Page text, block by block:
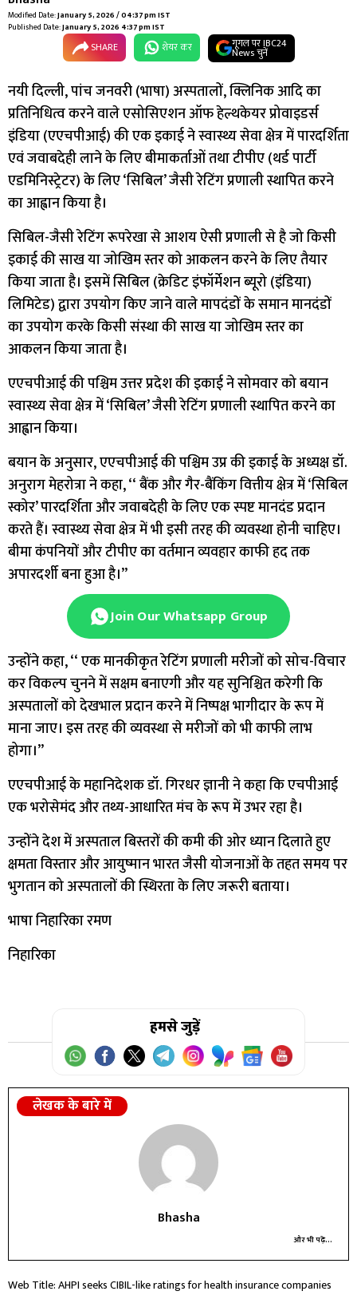
Modified Date:January 5, 2026 / 04:37 pm IST
Published Date:January 5, 2026 4:37 pm IST
SHARE शेयर कर गूगल पर IBC24
News चुनें
नयी दिल्ली, पांच जनवरी (भाषा) अस्पतालों, क्लिनिक आदि का
प्रतिनिधित्व करने वाले एसोसिएशन ऑफ हेल्थकेयर प्रोवाइडर्स
इंडिया (एएचपीआई) की एक इकाई ने स्वास्थ्य सेवा क्षेत्र में पारदर्शिता
एवं जवाबदेही लाने के लिए बीमाकर्ताओं तथा टीपीए (थर्ड पार्टी
एडमिनिस्ट्रेटर) के लिए ‘सिबिल’ जैसी रेटिंग प्रणाली स्थापित करने
का आह्वान किया है।
सिबिल-जैसी रेटिंग रूपरेखा से आशय ऐसी प्रणाली से है जो किसी
इकाई की साख या जोखिम स्तर को आकलन करने के लिए तैयार
किया जाता है। इसमें सिबिल (क्रेडिट इंफॉर्मेशन ब्यूरो (इंडिया)
लिमिटेड) द्वारा उपयोग किए जाने वाले मापदंडों के समान मानदंडों
का उपयोग करके किसी संस्था की साख या जोखिम स्तर का
आकलन किया जाता है।
एएचपीआई की पश्चिम उत्तर प्रदेश की इकाई ने सोमवार को बयान
स्वास्थ्य सेवा क्षेत्र में ‘सिबिल’ जैसी रेटिंग प्रणाली स्थापित करने का
आह्वान किया।
बयान के अनुसार, एएचपीआई की पश्चिम उप्र की इकाई के अध्यक्ष डॉ.
अनुराग मेहरोत्रा ​​ने कहा, ‘‘ बैंक और गैर-बैंकिंग वित्तीय क्षेत्र में ‘सिबिल
स्कोर’ पारदर्शिता और जवाबदेही के लिए एक स्पष्ट मानदंड प्रदान
करते हैं। स्वास्थ्य सेवा क्षेत्र में भी इसी तरह की व्यवस्था होनी चाहिए।
बीमा कंपनियों और टीपीए का वर्तमान व्यवहार काफी हद तक
अपारदर्शी बना हुआ है।’’
Join Our Whatsapp Group
उन्होंने कहा, ‘‘ एक मानकीकृत रेटिंग प्रणाली मरीजों को सोच-विचार
कर विकल्प चुनने में सक्षम बनाएगी और यह सुनिश्चित करेगी कि
अस्पतालों को देखभाल प्रदान करने में निष्पक्ष भागीदार के रूप में
माना जाए। इस तरह की व्यवस्था से मरीजों को भी काफी लाभ
होगा।’’
एएचपीआई के महानिदेशक डॉ. गिरधर ज्ञानी ने कहा कि एचपीआई
एक भरोसेमंद और तथ्य-आधारित मंच के रूप में उभर रहा है।
उन्होंने देश में अस्पताल बिस्तरों की कमी की ओर ध्यान दिलाते हुए
क्षमता विस्तार और आयुष्मान भारत जैसी योजनाओं के तहत समय पर
भुगतान को अस्पतालों की स्थिरता के लिए जरूरी बताया।
भाषा निहारिका रमण
निहारिका
हमसे जुड़ें
लेखक के बारे में
Bhasha
और भी पढ़ें...
Web Title: AHPI seeks CIBIL-like ratings for health insurance companies